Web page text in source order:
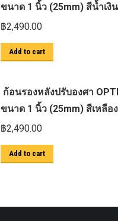
ขนาด 1 นิ้ว (25mm) สีน้ำเงิน
฿2,490.00
Add to cart
ก้อนรองหลังปรับองศา
ขนาด 1 นิ้ว (25mm) สีเหลือง
฿2,490.00
Add to cart